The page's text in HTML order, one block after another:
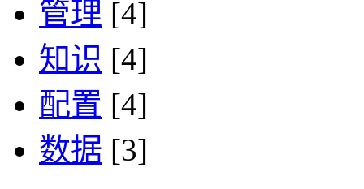
管理 [4]
知识 [4]
配置 [4]
数据 [3]